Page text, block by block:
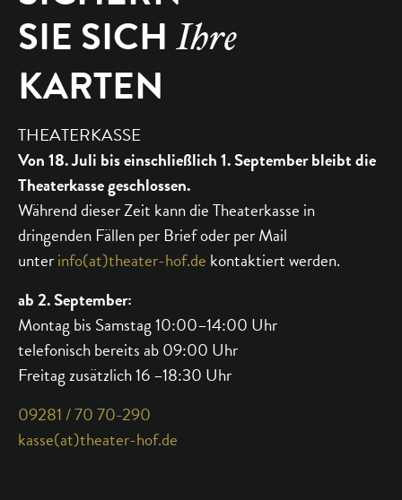
SIE SICH Ihre
KARTEN
THEATERKASSE
Von 18. Juli bis einschließlich 1. September bleibt die
Theaterkasse geschlossen.
Während dieser Zeit kann die Theaterkasse in
dringenden Fällen per Brief oder per Mail
unterinfo(at)theater-hof.de kontaktiert werden.
ab 2. September:
Montag bis Samstag 10:00–14:00 Uhr
telefonisch bereits ab 09:00 Uhr
Freitag zusätzlich 16 –18:30 Uhr
09281 / 70 70-290
kasse(at)theater-hof.de